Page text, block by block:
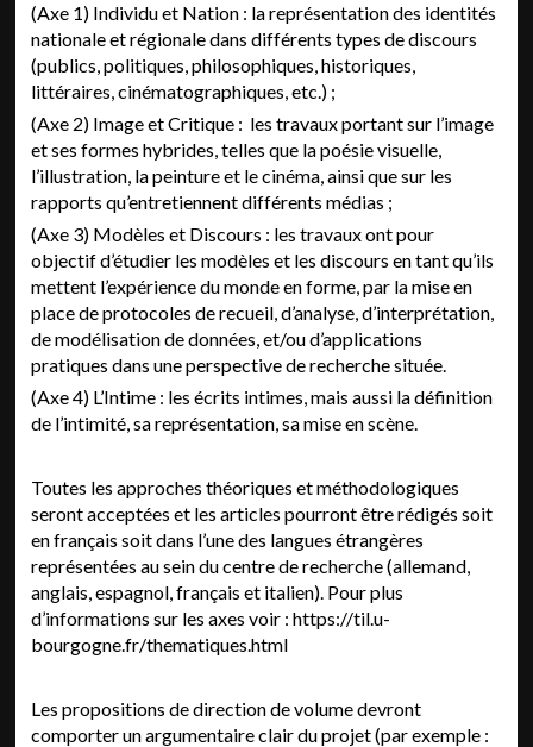
(Axe 1) Individu et Nation : la représentation des identités
nationale et régionale dans différents types de discours
(publics, politiques, philosophiques, historiques,
littéraires, cinématographiques, etc.) ;
(Axe 2) Image et Critique : les travaux portant sur l’image
et ses formes hybrides, telles que la poésie visuelle,
l’illustration, la peinture et le cinéma, ainsi que sur les
rapports qu’entretiennent différents médias ;
(Axe 3) Modèles et Discours : les travaux ont pour
objectif d’étudier les modèles et les discours en tant qu’ils
mettent l’expérience du monde en forme, par la mise en
place de protocoles de recueil, d’analyse, d’interprétation,
de modélisation de données, et/ou d’applications
pratiques dans une perspective de recherche située.
(Axe 4) L’Intime : les écrits intimes, mais aussi la définition
de l’intimité, sa représentation, sa mise en scène.
Toutes les approches théoriques et méthodologiques
seront acceptées et les articles pourront être rédigés soit
en français soit dans l’une des langues étrangères
représentées au sein du centre de recherche (allemand,
anglais, espagnol, français et italien). Pour plus
d’informations sur les axes voir : https://til.u-
bourgogne.fr/thematiques.html
Les propositions de direction de volume devront
comporter un argumentaire clair du projet (par exemple :